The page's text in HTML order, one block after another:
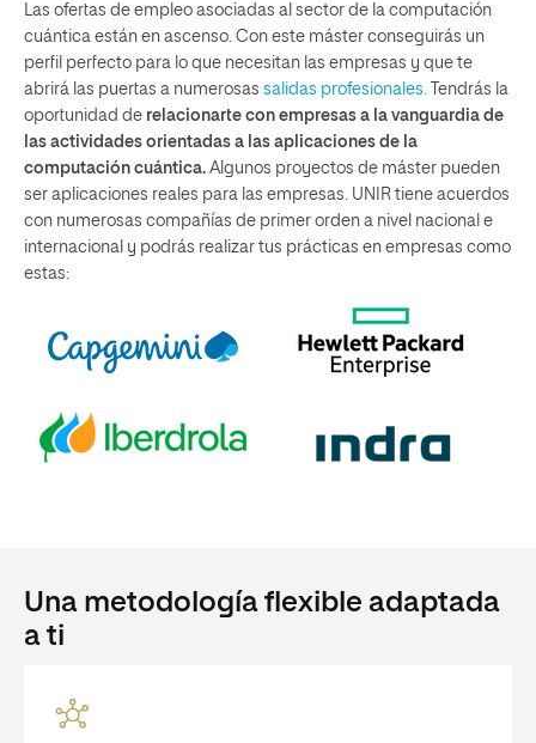
Las ofertas de empleo asociadas al sector de la computación
cuántica están en ascenso. Con este máster conseguirás un
perfil perfecto para lo que necesitan las empresas y que te
abrirá las puertas a numerosas salidas profesionales. Tendrás la
oportunidad de relacionarte con empresas a la vanguardia de
las actividades orientadas a las aplicaciones de la
computación cuántica. Algunos proyectos de máster pueden
ser aplicaciones reales para las empresas. UNIR tiene acuerdos
con numerosas compañías de primer orden a nivel nacional e
internacional y podrás realizar tus prácticas en empresas como
estas:
Una metodología flexible adaptada
a ti